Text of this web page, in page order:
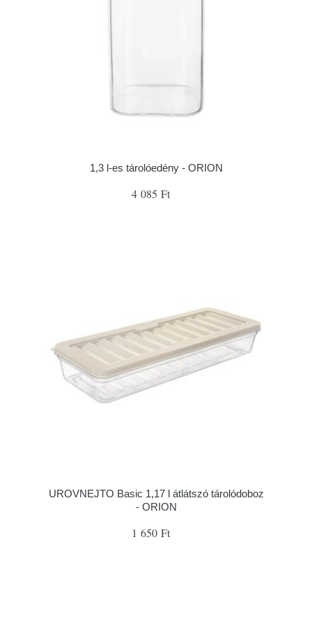
1,3 l-es tárolóedény - ORION
4 085 Ft
UROVNEJTO Basic 1,17 l átlátszó tárolódoboz
- ORION
1 650 Ft